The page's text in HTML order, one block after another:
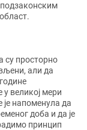
су просторно
али да
у великој мери
напоменула да
доба и да је
принцип